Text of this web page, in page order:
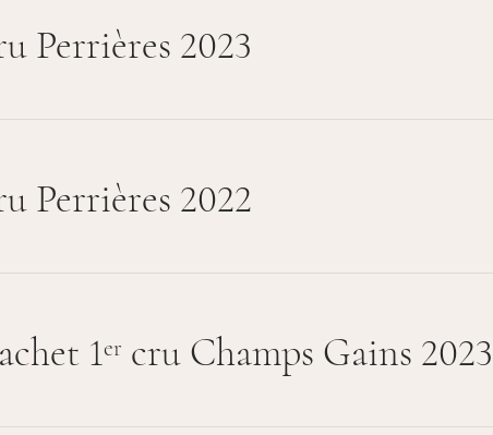
Perrières 2023
Perrières 2022
1er cru Champs Gains 2023